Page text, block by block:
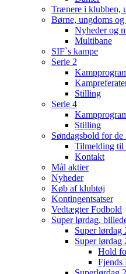
Trænere i klubben,
Børne, ungdoms
Nyheder og
Multibane
SIF`s kampe
Serie 2
Stilling
Serie 4
Stilling
Søndagsbold for
Tilmelding til
Kontakt
Mål aktier
Nyheder
Køb af klubtøj
Kontingentsatser
Vedtægter Fodbold
Super lørdag,
Super lørdag
Super lørdag
Hold
Fjends